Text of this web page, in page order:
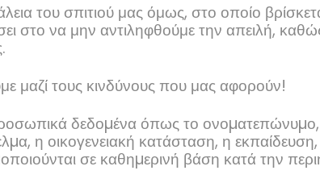
του σπιτιού μας όμως, στο οποίο
στο να μην αντιληφθούμε την απειλή,
μαζί τους κινδύνους που μας αφορούν!
δεδοµένα όπως το ονοµατεπώνυµο,
η οικογενειακή κατάσταση, η
σε καθηµερινή βάση κατά την